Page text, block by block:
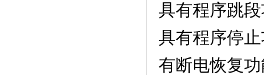
具有程序跳段功
具有程序停止功
有断电恢复功能